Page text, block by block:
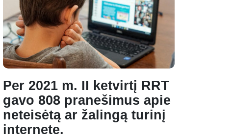
Per 2021 m. II ketvirtį RRT
gavo 808 pranešimus apie
neteisėtą ar žalingą turinį
internete.